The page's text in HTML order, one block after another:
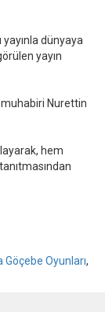
yayınla dünyaya
yayın
muhabiri Nurettin
hem
Göçebe Oyunları,